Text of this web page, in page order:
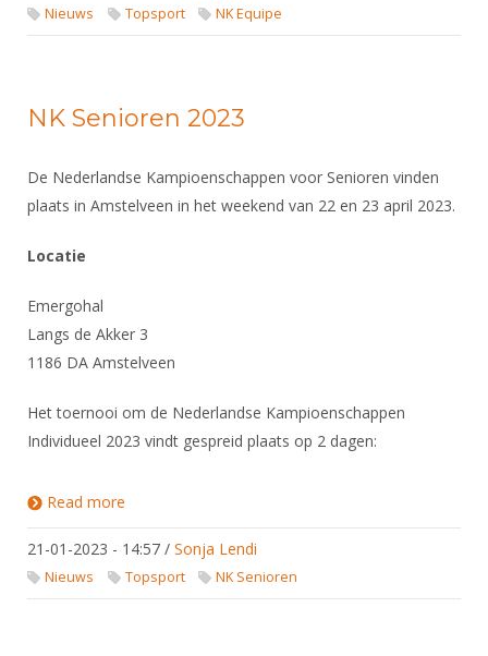
Nieuws Topsport NK Equipe
NK Senioren 2023
De Nederlandse Kampioenschappen voor Senioren vinden
plaats in Amstelveen in het weekend van 22 en 23 april 2023.
Locatie
Emergohal
Langs de Akker 3
1186 DA Amstelveen
Het toernooi om de Nederlandse Kampioenschappen
Individueel 2023 vindt gespreid plaats op 2 dagen:
Read more
21-01-2023 - 14:57 / Sonja Lendi
Nieuws Topsport NK Senioren